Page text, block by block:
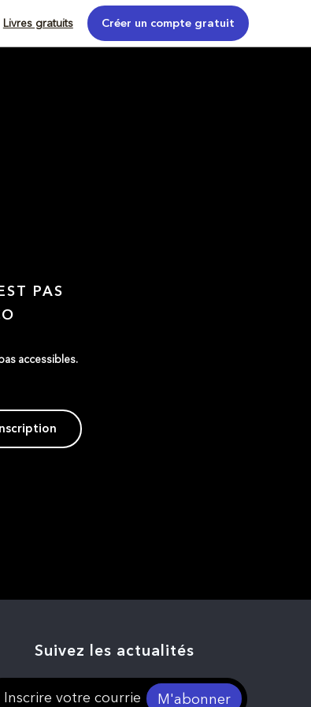
Livres gratuits Créer un compte gratuit
PAS
accessibles.
Inscription
Suivez les actualités
M'abonner